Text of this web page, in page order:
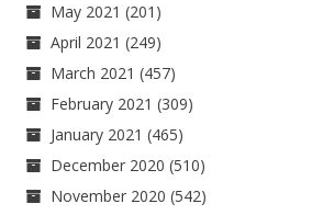
May 2021 (201)
April 2021 (249)
March 2021 (457)
February 2021 (309)
January 2021 (465)
December 2020 (510)
November 2020 (542)